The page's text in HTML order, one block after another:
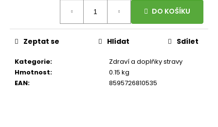
DO KOŠÍKU
Kategorie:
Zdraví a doplňky stravy
Hmotnost:
0.15 kg
EAN: 8595726810535
Zeptat se Hlídat Sdílet
L-
90
ROSTLINNÝCH
KAPSLÍ
999